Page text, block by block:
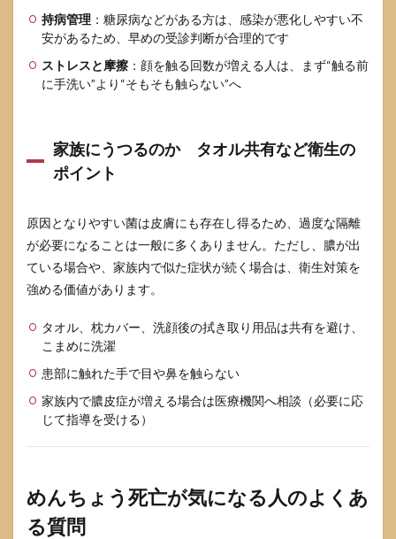
持病管理 ：糖尿病などがある方は、感染が悪化しやすい不
安があるため、早めの受診判断が合理的です
ストレスと摩擦 ：顔を触る回数が増える人は、まず“触る前
に手洗い”より“そもそも触らない”へ
家族にうつるのか タオル共有など衛生の
ポイント
原因となりやすい菌は皮膚にも存在し得るため、過度な隔離
が必要になることは一般に多くありません。ただし、膿が出
ている場合や、家族内で似た症状が続く場合は、衛生対策を
強める価値があります。
タオル、枕カバー、洗顔後の拭き取り用品は共有を避け、
こまめに洗濯
患部に触れた手で目や鼻を触らない
家族内で膿皮症が増える場合は医療機関へ相談（必要に応
じて指導を受ける）
めんちょう死亡が気になる人のよくあ
る質問